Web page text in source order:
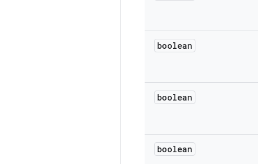
boolean
boolean
boolean